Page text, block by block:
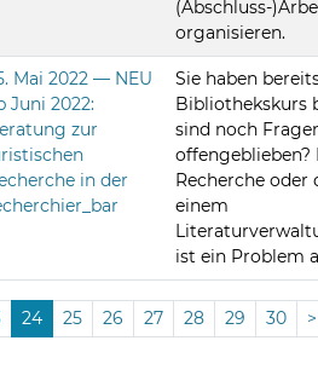
(Abschluss-
organisieren.
Mai 2022 — NEU
Juni 2022:
zur
in der
Sie haben
Bibliothekskurs
sind noch
offengeblieben?
Recherche
einem
ist ein Problem
24 25 26 27 28 29 30 >